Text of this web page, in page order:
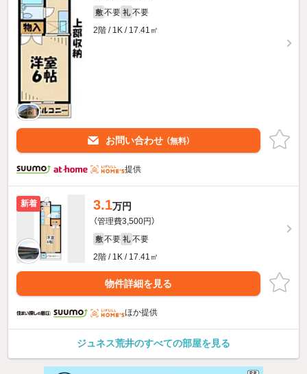
敷 不要 礼 不要
2階 / 1K / 17.41㎡
お問い合わせ （無料）
提供
新着 3.1万円
（管理費3,500円）
敷 不要 礼 不要
2階 / 1K / 17.41㎡
物件詳細を見る
ほか提供
ジュネス荒井のすべての部屋を見る